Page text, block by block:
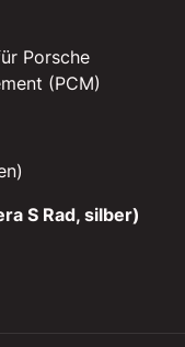
Porsche
(PCM)
S Rad, silber)